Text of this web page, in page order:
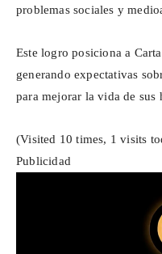
problemas sociales y
Este logro posiciona a
generando expectativas
para mejorar la vida de sus
(Visited 10 times, 1 visits
Publicidad